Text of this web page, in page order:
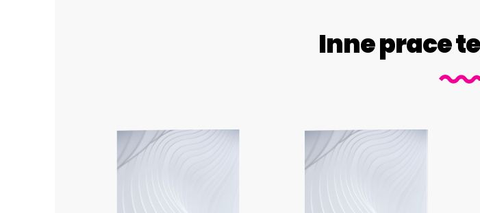
Inne prace